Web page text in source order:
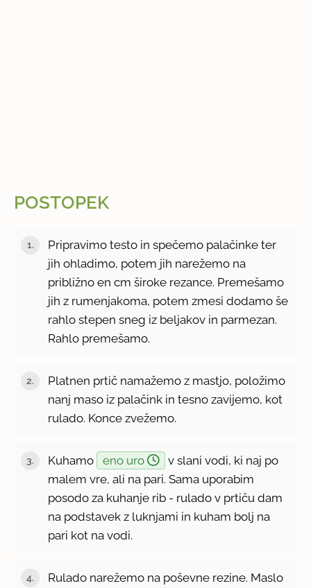
POSTOPEK
Pripravimo testo in spečemo palačinke ter
jih ohladimo, potem jih narežemo na
približno en cm široke rezance. Premešamo
jih z rumenjakoma, potem zmesi dodamo še
rahlo stepen sneg iz beljakov in parmezan.
Rahlo premešamo.
Platnen prtič namažemo z mastjo, položimo
nanj maso iz palačink in tesno zavijemo, kot
rulado. Konce zvežemo.
Kuhamo eno uro
v slani vodi, ki naj po
malem vre, ali na pari. Sama uporabim
posodo za kuhanje rib - rulado v prtiču dam
na podstavek z luknjami in kuham bolj na
pari kot na vodi.
Rulado narežemo na poševne rezine. Maslo